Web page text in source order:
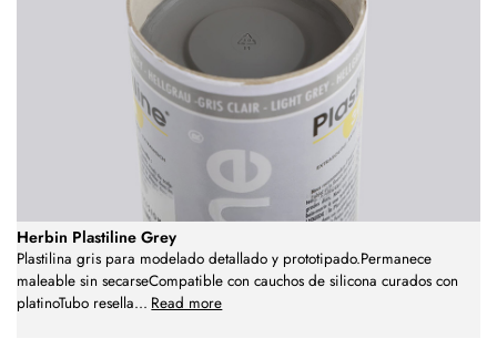
Herbin Plastiline Grey
Plastilina gris para modelado detallado y prototipado.Permanece
maleable sin secarseCompatible con cauchos de silicona curados con
platinoTubo resella... Read more